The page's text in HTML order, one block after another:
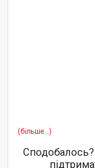
(більше…)